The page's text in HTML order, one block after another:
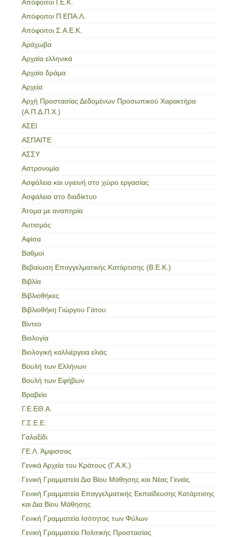
Απόφοιτοι Ι.Ε.Κ.
Απόφοιτοι Π.ΕΠΑ.Λ.
Απόφοιτοι Σ.Α.Ε.Κ.
Αράχωβα
Αρχαία ελληνικά
Αρχαίο δράμα
Αρχεία
Αρχή Προστασίας Δεδομένων Προσωπικού Χαρακτήρα
(Α.Π.Δ.Π.Χ.)
ΑΣΕΙ
ΑΣΠΑΙΤΕ
ΑΣΣΥ
Αστρονομία
Ασφάλεια και υγιεινή στο χώρο εργασίας
Ασφάλεια στο διαδίκτυο
Άτομα με αναπηρία
Αυτισμός
Αφίσα
Βαθμοί
Βεβαίωση Επαγγελματικής Κατάρτισης (Β.Ε.Κ.)
Βιβλία
Βιβλιοθήκες
Βιβλιοθήκη Γιώργου Γάτου
Βίντεο
Βιολογία
Βιολογική καλλιέργεια ελιάς
Βουλή των Ελλήνων
Βουλή των Εφήβων
Βραβείο
Γ.Ε.ΕΘ.Α.
Γ.Σ.Ε.Ε.
Γαλαξίδι
ΓΕ.Λ. Άμφισσας
Γενικά Αρχεία του Κράτους (Γ.Α.Κ.)
Γενική Γραμματεία Δια Βίου Μάθησης και Νέας Γενιάς
Γενική Γραμματεία Επαγγελματικής Εκπαίδευσης Κατάρτισης
και Δια Βίου Μάθησης
Γενική Γραμματεία Ισότητας των Φύλων
Γενική Γραμματεία Πολιτικής Προστασίας